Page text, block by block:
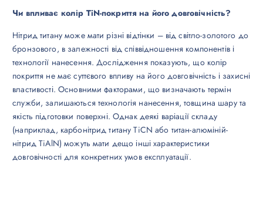
Чи впливає колір TiN-покриття на його довговічність?
Нітрид титану може мати різні відтінки – від світло-золотого до
бронзового, в залежності від співвідношення компонентів і
технології нанесення. Дослідження показують, що колір
покриття не має суттєвого впливу на його довговічність і захисні
властивості. Основними факторами, що визначають термін
служби, залишаються технологія нанесення, товщина шару та
якість підготовки поверхні. Однак деякі варіації складу
(наприклад, карбонітрид титану TiCN або титан-алюміній-
нітрид TiAlN) можуть мати дещо інші характеристики
довговічності для конкретних умов експлуатації.